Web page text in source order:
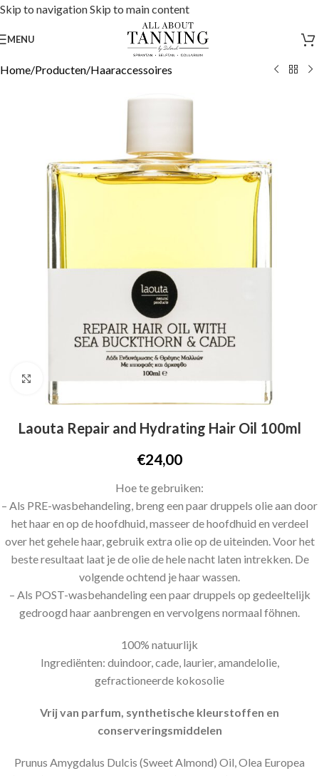
Skip to navigationSkip to main content
MENU
Home/Producten/Haaraccessoires
Click to enlarge
Laouta Repair and Hydrating Hair Oil 100ml
€24,00
Hoe te gebruiken:
– Als PRE-wasbehandeling, breng een paar druppels olie aan door
het haar en op de hoofdhuid, masseer de hoofdhuid en verdeel
over het gehele haar, gebruik extra olie op de uiteinden. Voor het
beste resultaat laat je de olie de hele nacht laten intrekken. De
volgende ochtend je haar wassen.
– Als POST-wasbehandeling een paar druppels op gedeeltelijk
gedroogd haar aanbrengen en vervolgens normaal föhnen.
100% natuurlijk
Ingrediënten: duindoor, cade, laurier, amandelolie,
gefractioneerde kokosolie
Vrij van parfum, synthetische kleurstoffen en
conserveringsmiddelen
Prunus Amygdalus Dulcis (Sweet Almond) Oil, Olea Europea